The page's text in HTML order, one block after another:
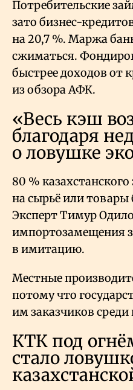
Потребительские
зато бизнес-
на 20,7 %. Маржа
сжиматься.
быстрее доходов от
из обзора АФК.
«Весь кэш
благодаря
о ловушке
80 %
на сырьё или товары
Эксперт Тимур
импортозамещения
в имитацию.
Местные
потому что
им заказчиков среди
КТК под
стало